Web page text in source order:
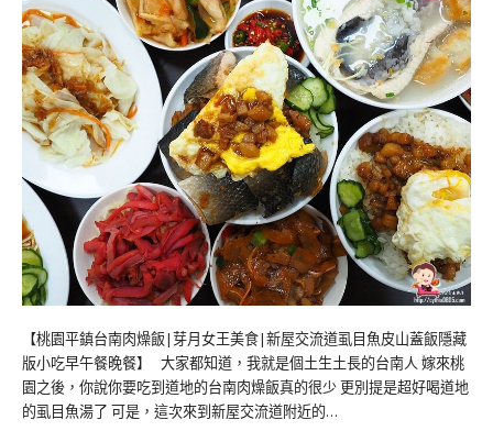
【桃園平鎮台南肉燥飯|芽月女王美食|新屋交流道虱目魚皮山蓋飯隱藏
版小吃早午餐晚餐】 大家都知道，我就是個土生土長的台南人 嫁來桃
園之後，你說你要吃到道地的台南肉燥飯真的很少 更別提是超好喝道地
的虱目魚湯了 可是，這次來到新屋交流道附近的…